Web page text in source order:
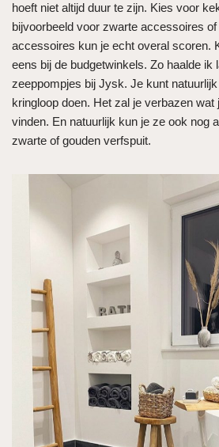
hoeft niet altijd duur te zijn. Kies voor
bijvoorbeeld voor zwarte accessoires
accessoires kun je echt overal scoren.
eens bij de budgetwinkels. Zo haalde ik
zeeppompjes bij Jysk. Je kunt
kringloop doen. Het zal je verbazen wat
vinden. En natuurlijk kun je ze ook nog
zwarte of gouden verfspuit.